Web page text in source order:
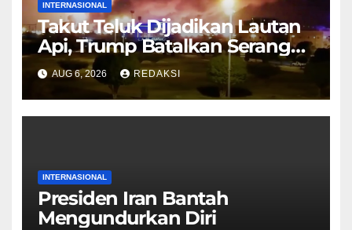
INTERNASIONAL
Takut Teluk Dijadikan Lautan
Api, Trump Batalkan Serangan
ke Iran
AUG 6, 2026 REDAKSI
INTERNASIONAL
Presiden Iran Bantah
Mengundurkan Diri